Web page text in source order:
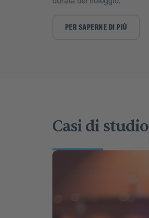
durata del noleggio.
PER SAPERNE DI PIÙ
Casi di studio